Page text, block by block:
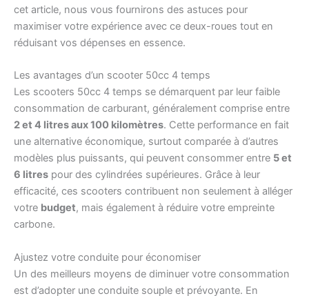
cet article, nous vous fournirons des astuces pour
maximiser votre expérience avec ce deux-roues tout en
réduisant vos dépenses en essence.
Les avantages d’un scooter 50cc 4 temps
Les scooters 50cc 4 temps se démarquent par leur faible
consommation de carburant, généralement comprise entre
2 et 4 litres aux 100 kilomètres. Cette performance en fait
une alternative économique, surtout comparée à d’autres
modèles plus puissants, qui peuvent consommer entre 5 et
6 litres pour des cylindrées supérieures. Grâce à leur
efficacité, ces scooters contribuent non seulement à alléger
votre budget, mais également à réduire votre empreinte
carbone.
Ajustez votre conduite pour économiser
Un des meilleurs moyens de diminuer votre consommation
est d’adopter une conduite souple et prévoyante. En